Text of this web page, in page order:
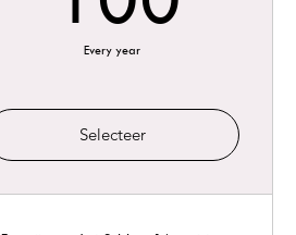
Every year
Selecteer